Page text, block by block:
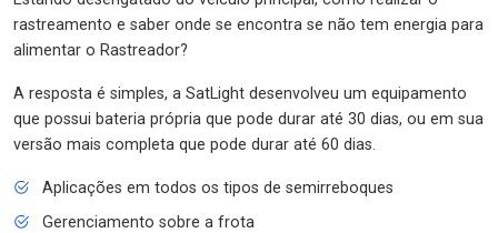
rastreamento e saber onde se encontra se não tem energia para
alimentar o Rastreador?
A resposta é simples, a SatLight desenvolveu um equipamento
que possui bateria própria que pode durar até 30 dias, ou em sua
versão mais completa que pode durar até 60 dias.
Aplicações em todos os tipos de semirreboques
Gerenciamento sobre a frota